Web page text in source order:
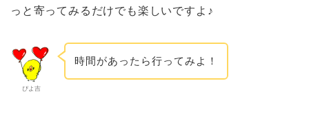
っと寄ってみるだけでも楽しいですよ♪
ぴよ吉
時間があったら行ってみよ！